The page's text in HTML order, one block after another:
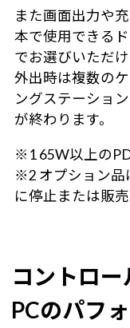
また画面出力や
本で使用できる
でお選びいただけ
外出時は複数の
ングステーショ
が終わります。
※1 65W以上の
※2 オプション品
に停止または販
コントロー
PCのパフ